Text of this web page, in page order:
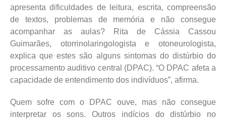
apresenta dificuldades de leitura, escrita, compreensão
de textos, problemas de memória e não consegue
acompanhar as aulas? Rita de Cássia Cassou
Guimarães, otorrinolaringologista e otoneurologista,
explica que estes são alguns sintomas do distúrbio do
processamento auditivo central (DPAC). “O DPAC afeta a
capacidade de entendimento dos indivíduos”, afirma.
Quem sofre com o DPAC ouve, mas não consegue
interpretar os sons. Outros indícios do distúrbio no